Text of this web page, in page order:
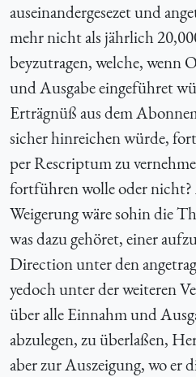
auseinandergesezet und
mehr nicht als jährlich
beyzutragen, welche, wenn
und Ausgabe eingeführet
Erträgnüß aus dem
sicher hinreichen würde,
per Rescriptum zu
fortführen wolle oder nicht?
Weigerung wäre sohin die
was dazu gehöret, einer
Direction unter den
yedoch unter der weiteren
über alle Einnahm und
abzulegen, zu überlaßen,
aber zur Auszeigung, wo er